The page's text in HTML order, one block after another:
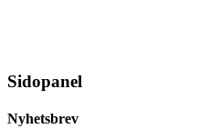
Sidopanel
Nyhetsbrev